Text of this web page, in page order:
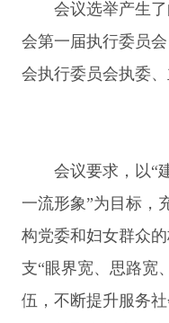
会议选举产生了
会第一届执行委员
会执行委员会执委、
会议要求，以“建
一流形象”为目标，
构党委和妇女群众
支“眼界宽、思路宽
伍，不断提升服务